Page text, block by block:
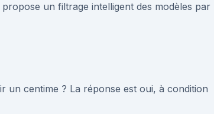
propose un filtrage intelligent des modèles par
un centime ? La réponse est oui, à condition